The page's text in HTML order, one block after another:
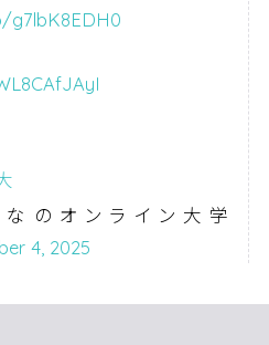
のオンライン大学
4, 2025